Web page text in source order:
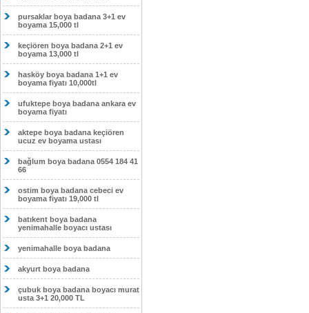
pursaklar boya badana 3+1 ev
boyama 15,000 tl
keçiören boya badana 2+1 ev
boyama 13,000 tl
hasköy boya badana 1+1 ev
boyama fiyatı 10,000tl
ufuktepe boya badana ankara ev
boyama fiyatı
aktepe boya badana keçiören
ucuz ev boyama ustası
bağlum boya badana 0554 184 41
66
ostim boya badana cebeci ev
boyama fiyatı 19,000 tl
batıkent boya badana
yenimahalle boyacı ustası
yenimahalle boya badana
akyurt boya badana
çubuk boya badana boyacı murat
usta 3+1 20,000 TL